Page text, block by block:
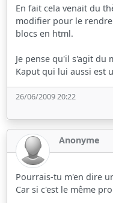
En fait cela venait du
modifier pour le
blocs en html.
Je pense qu'il s'agit du
Kaput qui lui aussi est
26/06/2009 20:22
Anonyme
Pourrais-tu m'en dire
Car si c'est le même